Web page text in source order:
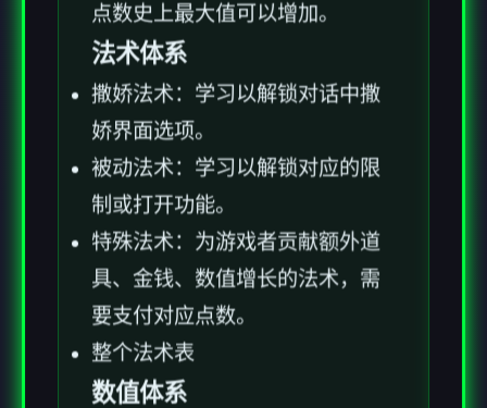
点数史上最大值可以增加。
法术体系
撒娇法术：学习以解锁对话中撒
娇界面选项。
被动法术：学习以解锁对应的限
制或打开功能。
特殊法术：为游戏者贡献额外道
具、金钱、数值增长的法术，需
要支付对应点数。
整个法术表
数值体系